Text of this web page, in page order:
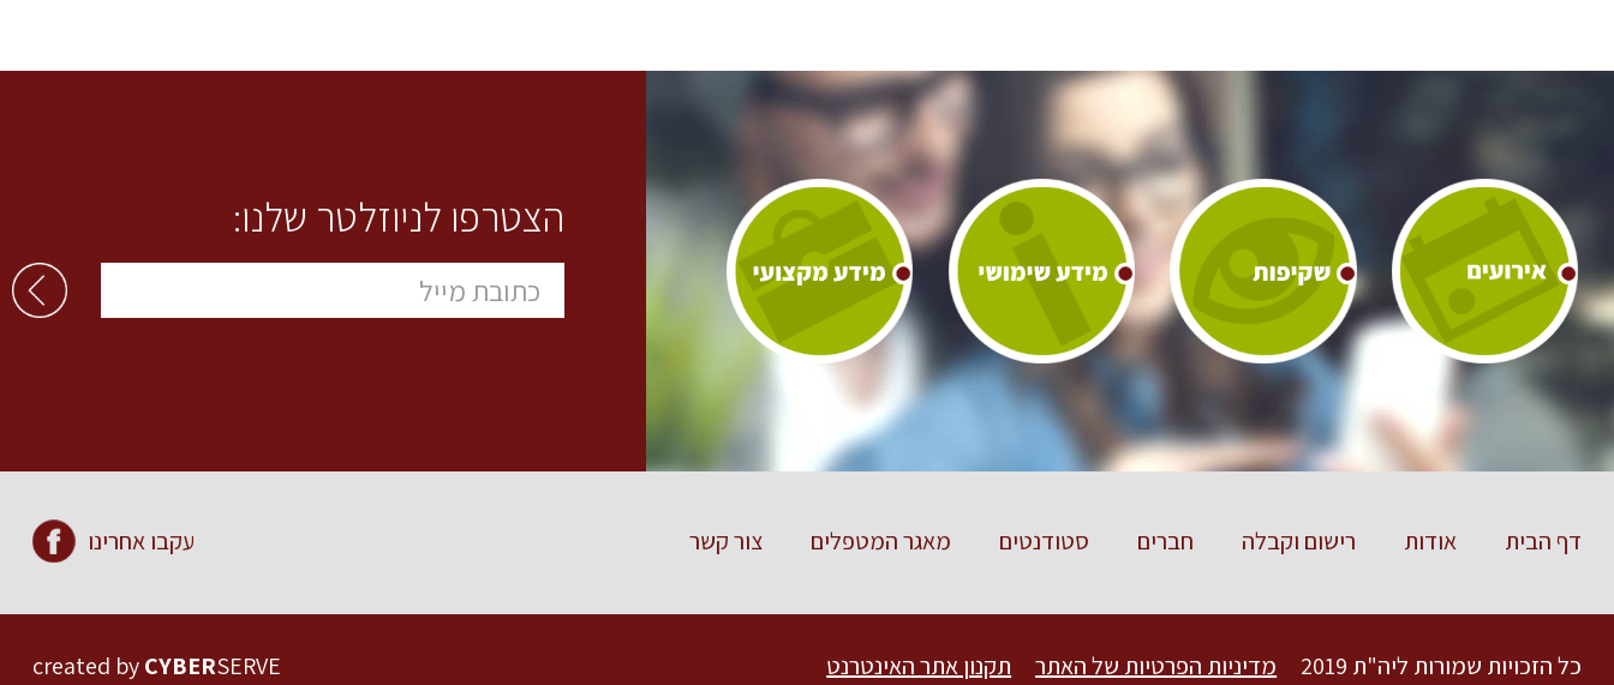
הצטרפו לניוזלטר שלנו:
דף הבית אודות רישום וקבלה חברים סטודנטים מאגר המטפלים צור קשר עקבו אחרינו
כל הזכויות שמורות ליה"ת 2019 מדיניות הפרטיות של האתר תקנון אתר האינטרנט created byCYBERSERVE